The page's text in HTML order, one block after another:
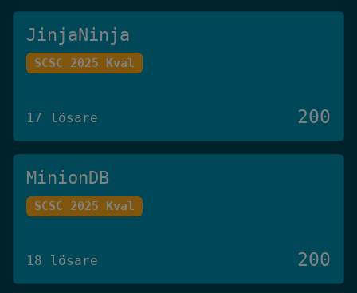
JinjaNinja
SCSC 2025 Kval
17 lösare 200
MinionDB
SCSC 2025 Kval
18 lösare 200